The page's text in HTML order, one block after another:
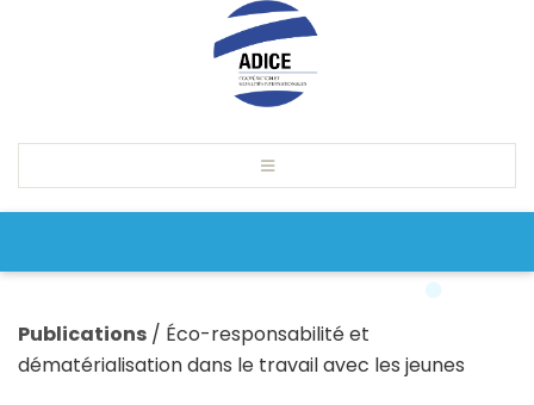
Publications / Éco-responsabilité et
dématérialisation dans le travail avec les jeunes